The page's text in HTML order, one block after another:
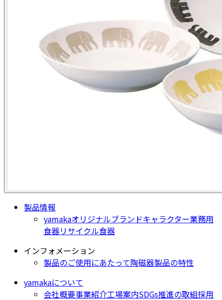
製品情報
yamakaオリジナルブランドキャラクター業務用
食器リサイクル食器
インフォメーション
製品のご使用にあたって陶磁器製品の特性
yamakaについて
会社概要事業紹介工場案内SDGs推進の取組採用